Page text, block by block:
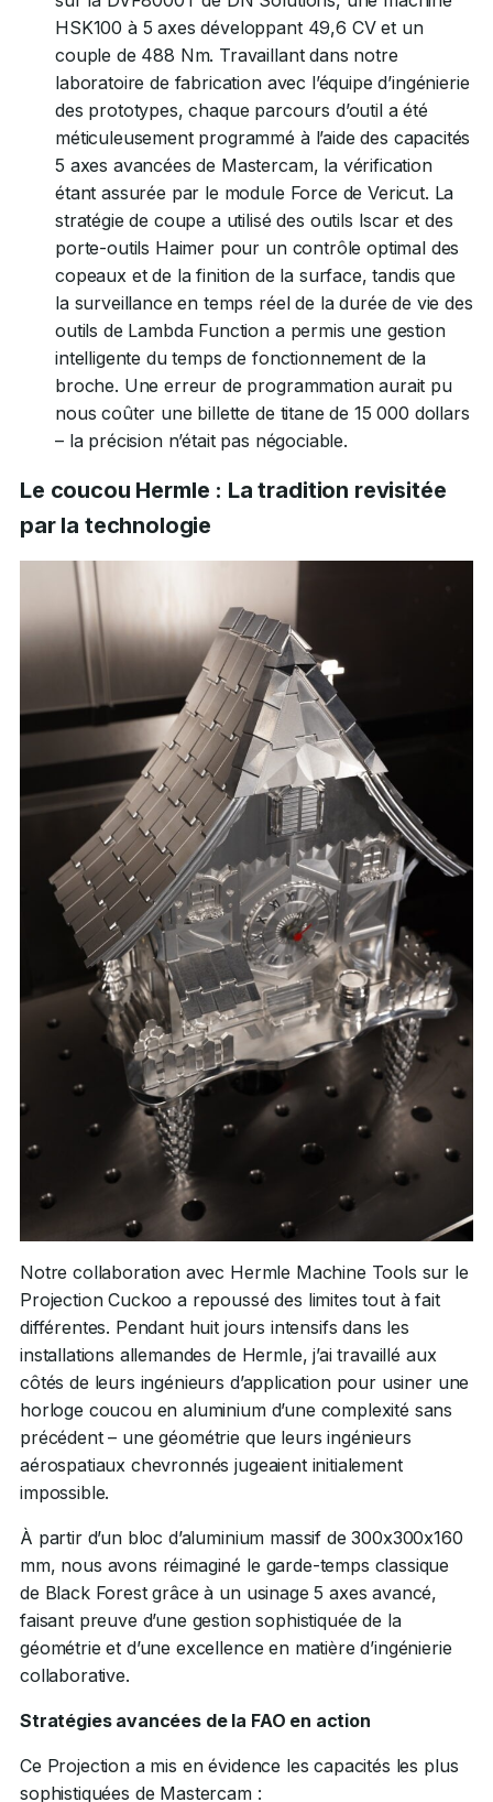
HSK100 à 5 axes développant 49,6 CV et un
couple de 488 Nm. Travaillant dans notre
laboratoire de fabrication avec l’équipe d’ingénierie
des prototypes, chaque parcours d’outil a été
méticuleusement programmé à l’aide des capacités
5 axes avancées de Mastercam, la vérification
étant assurée par le module Force de Vericut. La
stratégie de coupe a utilisé des outils Iscar et des
porte-outils Haimer pour un contrôle optimal des
copeaux et de la finition de la surface, tandis que
la surveillance en temps réel de la durée de vie des
outils de Lambda Function a permis une gestion
intelligente du temps de fonctionnement de la
broche. Une erreur de programmation aurait pu
nous coûter une billette de titane de 15 000 dollars
– la précision n’était pas négociable.
Le coucou Hermle : La tradition revisitée
par la technologie
Notre collaboration avec Hermle Machine Tools sur le
Projection Cuckoo a repoussé des limites tout à fait
différentes. Pendant huit jours intensifs dans les
installations allemandes de Hermle, j’ai travaillé aux
côtés de leurs ingénieurs d’application pour usiner une
horloge coucou en aluminium d’une complexité sans
précédent – une géométrie que leurs ingénieurs
aérospatiaux chevronnés jugeaient initialement
impossible.
À partir d’un bloc d’aluminium massif de 300x300x160
mm, nous avons réimaginé le garde-temps classique
de Black Forest grâce à un usinage 5 axes avancé,
faisant preuve d’une gestion sophistiquée de la
géométrie et d’une excellence en matière d’ingénierie
collaborative.
Stratégies avancées de la FAO en action
Ce Projection a mis en évidence les capacités les plus
sophistiquées de Mastercam :